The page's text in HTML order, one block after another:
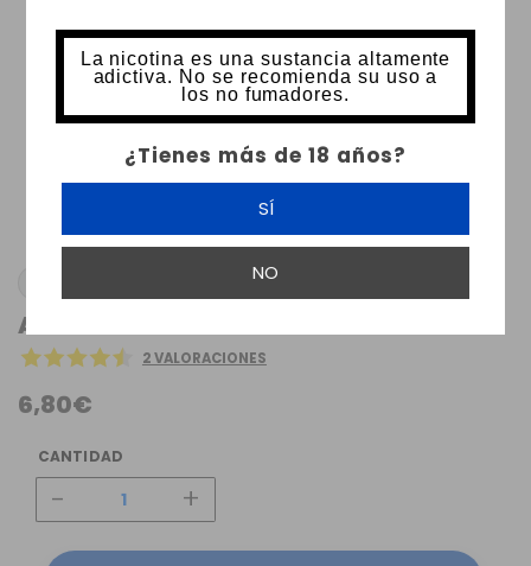
La nicotina es una sustancia altamente
adictiva. No se recomienda su uso a
los no fumadores.
¿Tienes más de 18 años?
SÍ
NO
2 VALORACIONES
6,80€
CANTIDAD
- +